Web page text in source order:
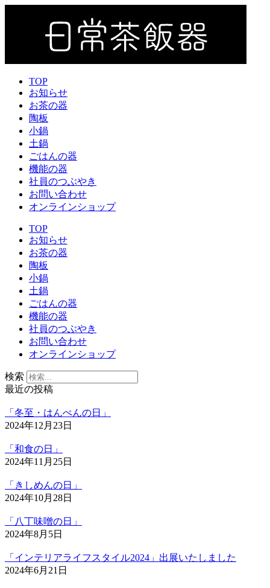
TOP
お知らせ
お茶の器
陶板
小鍋
土鍋
ごはんの器
機能の器
社員のつぶやき
お問い合わせ
オンラインショップ
TOP
お知らせ
お茶の器
陶板
小鍋
土鍋
ごはんの器
機能の器
社員のつぶやき
お問い合わせ
オンラインショップ
検索
最近の投稿
「冬至・はんぺんの日」
2024年12月23日
「和食の日」
2024年11月25日
「きしめんの日」
2024年10月28日
「八丁味噌の日」
2024年8月5日
「インテリアライフスタイル2024」出展いたしました
2024年6月21日